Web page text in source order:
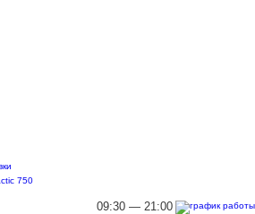
09:30 — 21:00